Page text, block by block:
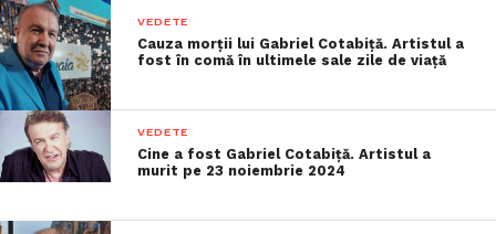
VEDETE
Cauza morții lui Gabriel Cotabiță. Artistul a
fost în comă în ultimele sale zile de viață
VEDETE
Cine a fost Gabriel Cotabiță. Artistul a
murit pe 23 noiembrie 2024